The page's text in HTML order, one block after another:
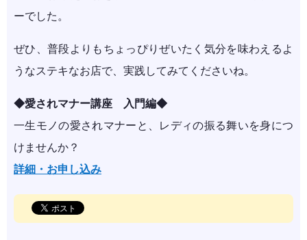
ーでした。
ぜひ、普段よりもちょっぴりぜいたく気分を味わえるよ
うなステキなお店で、実践してみてくださいね。
◆愛されマナー講座 入門編◆
一生モノの愛されマナーと、レディの振る舞いを身につ
けませんか？
詳細・お申し込み